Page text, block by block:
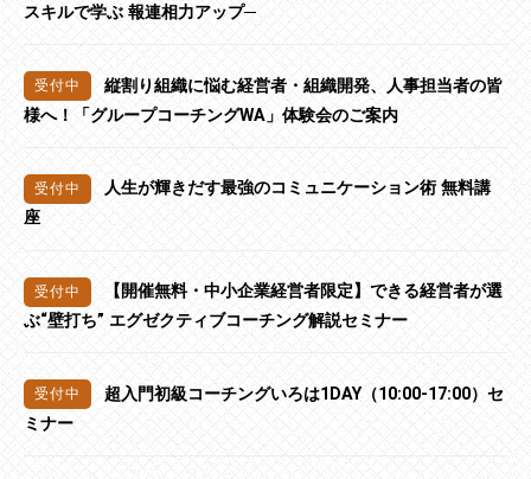
スキルで学ぶ 報連相力アップ─
縦割り組織に悩む経営者・組織開発、人事担当者の皆
様へ！「グループコーチングWA」体験会のご案内
人生が輝きだす最強のコミュニケーション術 無料講
座
【開催無料・中小企業経営者限定】できる経営者が選
ぶ“壁打ち” エグゼクティブコーチング解説セミナー
超入門初級コーチングいろは1DAY（10:00-17:00）セ
ミナー